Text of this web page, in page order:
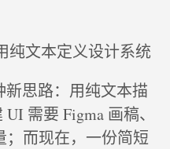
纯文本定义设计系统
新思路：用纯文本描
需要 Figma 画稿、
；而现在，一份简短